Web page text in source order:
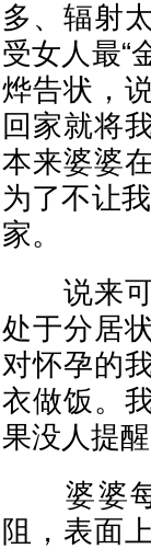
多、辐射
受女人最“
烨告状，
回家就将
本来婆婆
为了不让
家。
说来可
处于分居
对怀孕的
衣做饭。
果没人提
婆婆每
阻，表面